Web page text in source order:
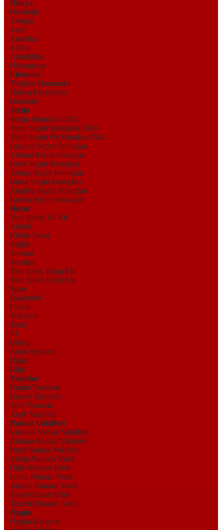
Dünya
Ortadoğu
Avrupa
Asya
Amerika
Afrika
Antarktika
Okyanusya
Ekonomi
Türkiye Ekonomisi
Dünya Ekonomisi
Otomotiv
Seçim
Seçim Sonuçları 2024
Yerel Seçim Sonuçları 2024
Yerel Seçim Oy Oranları 2024
İstanbul Seçim Sonuçları
Ankara Seçim Sonuçları
İzmir Seçim Sonuçları
Adana Seçim Sonuçları
Bursa Seçim Sonuçları
Antalya Seçim Sonuçları
Konya Seçim Sonuçları
Hayat
Yeni Şafak 30. Yıl
Aktüel
Kültür Sanat
Sağlık
Sinema
Seyahat
Yeni Şafak Kitap Eki
Yeni Şafak Pazar Eki
Spor
Basketbol
Futbol
Voleybol
Tenis
F1
Güreş
Salon Sporları
Diğer
Bilgi
Yazarlar
Bugün Yazanlar
Gazete Yazarları
Spor Yazarları
Arşiv Yazarları
Namaz Vakitleri
İstanbul Namaz Vakitleri
Ankara Namaz Vakitleri
İzmir Namaz Vakitleri
Sabah Namazı Vakti
Öğle Namazı Vakti
İkindi Namazı Vakti
Akşam Namazı Vakti
Yatsı Namazı Vakti
Teravih Namazı Vakti
Özgün
Özgün Haberler